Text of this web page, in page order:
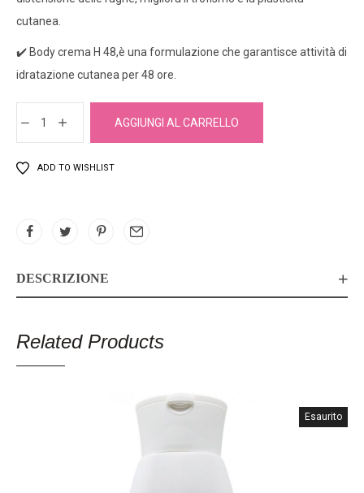
cutanea.
✔️ Body crema H 48,è una formulazione che garantisce attività di
idratazione cutanea per 48 ore.
AGGIUNGI AL CARRELLO
ADD TO WISHLIST
DESCRIZIONE
Related Products
Esaurito